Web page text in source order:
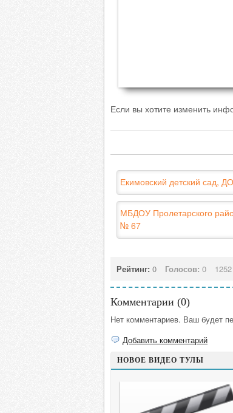
Если вы хотите изменить
Екимовский детский сад,
МБДОУ Пролетарского
№ 67
Рейтинг: 0 Голосов: 0
Комментарии (0)
Нет комментариев. Ваш будет
Добавить комментарий
НОВОЕ ВИДЕО ТУЛЫ